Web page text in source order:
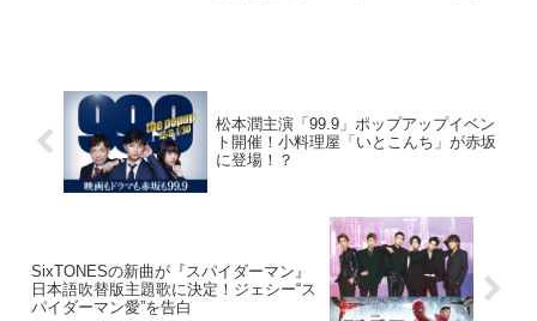
松本潤主演「99.9」ポップアップイベン
ト開催！小料理屋「いとこんち」が赤坂
に登場！？
SixTONESの新曲が『スパイダーマン』
日本語吹替版主題歌に決定！ジェシー“ス
パイダーマン愛”を告白